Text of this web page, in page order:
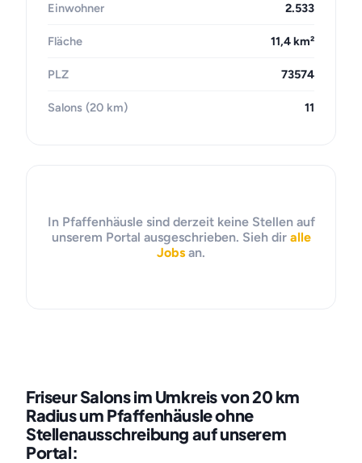
Einwohner 2.533
Fläche 11,4 km²
PLZ 73574
Salons (20 km) 11
In Pfaffenhäusle sind derzeit keine Stellen auf
unserem Portal ausgeschrieben. Sieh dir alle
Jobs an.
Friseur Salons im Umkreis von 20 km
Radius um Pfaffenhäusle ohne
Stellenausschreibung auf unserem
Portal: